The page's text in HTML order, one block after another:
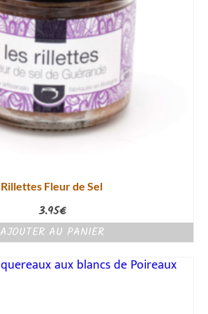
Rillettes Fleur de Sel
3.95€
AJOUTER AU PANIER